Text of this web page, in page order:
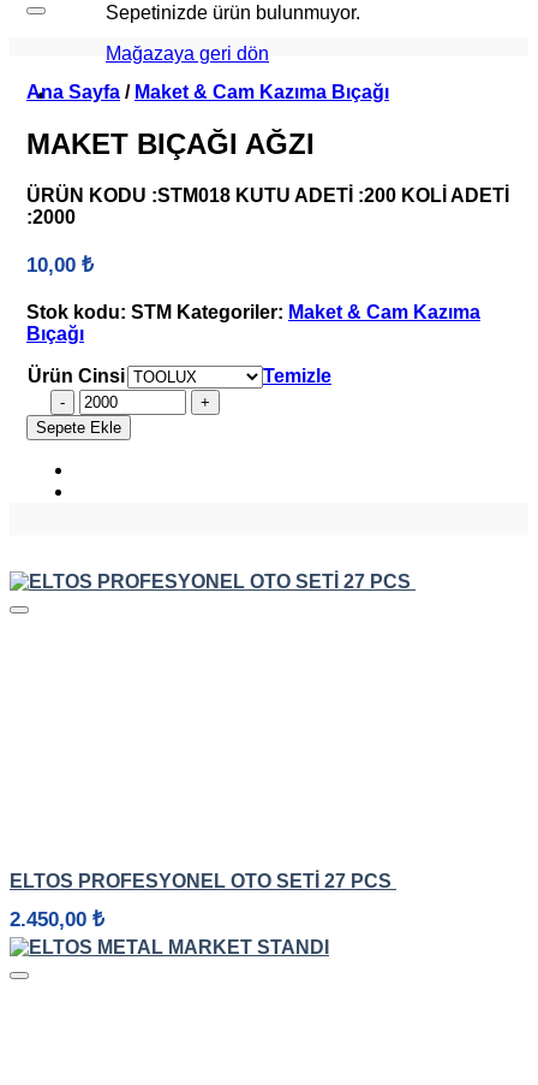
Sepetinizde ürün bulunmuyor.
Mağazaya geri dön
Ana Sayfa / Maket & Cam Kazıma Bıçağı
MAKET BIÇAĞI AĞZI
ÜRÜN KODU :STM018 KUTU ADETİ :200 KOLİ ADETİ
:2000
10,00 ₺
Stok kodu: STM Kategoriler: Maket & Cam Kazıma
Bıçağı
Ürün Cinsi
Temizle
MAKET
BIÇAĞI
AĞZI
Sepete Ekle
ELTOS PROFESYONEL OTO SETI 27 PCS
2.450,00 ₺